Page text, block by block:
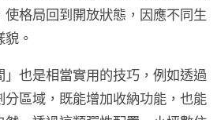
使格局回到開放狀態，因應不同生
。
也是相當實用的技巧，例如透過
分區域，既能增加收納功能，也能